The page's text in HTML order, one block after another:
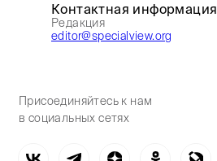
Контактная информация
Редакция
editor@specialview.org
Присоединяйтесь к нам
в социальных сетях